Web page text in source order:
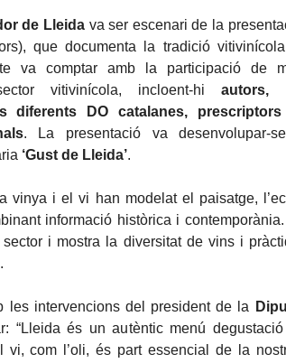
de Lleida va ser escenari de la
que documenta la tradició
va comptar amb la participació de
vitivinícola, incloent-hiautors,
diferents DO catalanes,
. La presentació va desenvolupar-
‘Gust de Lleida’.
vinya i el vi han modelat el paisatge,
informació històrica i contemporània.
i mostra la diversitat de vins i
les intervencions del president de la
“Lleida és un autèntic menú
vi, com l’oli, és part essencial de la